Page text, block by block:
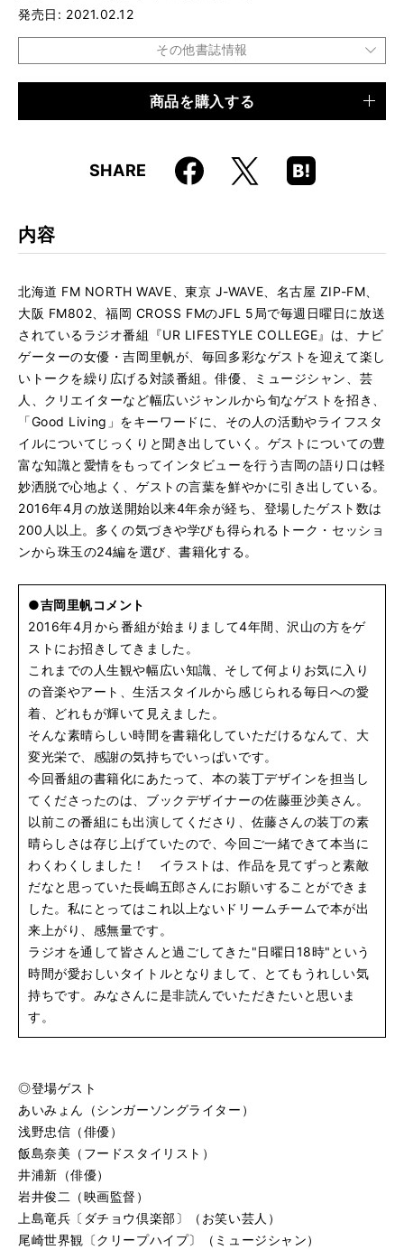
発売日
2021.02.12
その他書誌情報
9784845635900
商品を購入する
SHARE Faceboo
k
X
Hatena
Boo
内容
北海道 FM NORTH WAVE、東京 J-WAVE、名古屋 ZIP-FM、
大阪 FM802、福岡 CROSS FMのJFL 5局で毎週日曜日に放送
されているラジオ番組『UR LIFESTYLE COLLEGE』は、ナビ
ゲーターの女優・吉岡里帆が、毎回多彩なゲストを迎えて楽し
いトークを繰り広げる対談番組。俳優、ミュージシャン、芸
人、クリエイターなど幅広いジャンルから旬なゲストを招き、
「Good Living」をキーワードに、その人の活動やライフスタ
イルについてじっくりと聞き出していく。ゲストについての豊
富な知識と愛情をもってインタビューを行う吉岡の語り口は軽
妙洒脱で心地よく、ゲストの言葉を鮮やかに引き出している。
2016年4月の放送開始以来4年余が経ち、登場したゲスト数は
200人以上。多くの気づきや学びも得られるトーク・セッショ
ンから珠玉の24編を選び、書籍化する。
●吉岡里帆コメント
2016年4月から番組が始まりまして4年間、沢山の方をゲ
ストにお招きしてきました。
これまでの人生観や幅広い知識、そして何よりお気に入り
の音楽やアート、生活スタイルから感じられる毎日への愛
着、どれもが輝いて見えました。
そんな素晴らしい時間を書籍化していただけるなんて、大
変光栄で、感謝の気持ちでいっぱいです。
今回番組の書籍化にあたって、本の装丁デザインを担当し
てくださったのは、ブックデザイナーの佐藤亜沙美さん。
以前この番組にも出演してくださり、佐藤さんの装丁の素
晴らしさは存じ上げていたので、今回ご一緒できて本当に
わくわくしました！ イラストは、作品を見てずっと素敵
だなと思っていた長嶋五郎さんにお願いすることができま
した。私にとってはこれ以上ないドリームチームで本が出
来上がり、感無量です。
ラジオを通して皆さんと過ごしてきた"日曜日18時"という
時間が愛おしいタイトルとなりまして、とてもうれしい気
持ちです。みなさんに是非読んでいただきたいと思いま
す。
◎登場ゲスト
あいみょん（シンガーソングライター）
浅野忠信（俳優）
飯島奈美（フードスタイリスト）
井浦新（俳優）
岩井俊二（映画監督）
上島竜兵〔ダチョウ倶楽部〕（お笑い芸人）
尾崎世界観〔クリープハイプ〕（ミュージシャン）